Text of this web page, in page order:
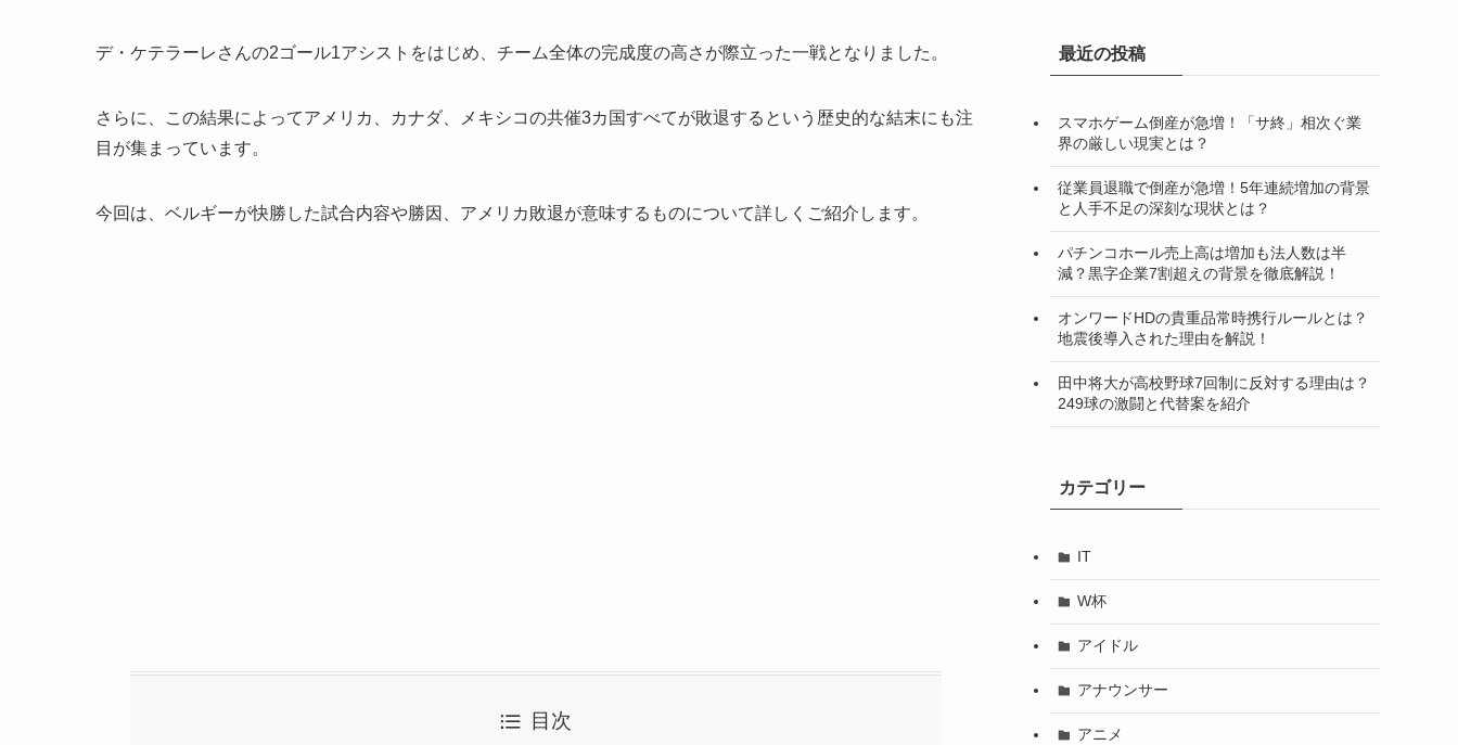
デ・ケテラーレさんの2ゴール1アシストをはじめ、チーム全体の完成度の高さが際立った一戦となりました。
さらに、この結果によってアメリカ、カナダ、メキシコの共催3カ国すべてが敗退するという歴史的な結末にも注
目が集まっています。
今回は、ベルギーが快勝した試合内容や勝因、アメリカ敗退が意味するものについて詳しくご紹介します。
目次
最近の投稿
スマホゲーム倒産が急増！「サ終」相次ぐ業
界の厳しい現実とは？
従業員退職で倒産が急増！5年連続増加の背景
と人手不足の深刻な現状とは？
パチンコホール売上高は増加も法人数は半
減？黒字企業7割超えの背景を徹底解説！
オンワードHDの貴重品常時携行ルールとは？
地震後導入された理由を解説！
田中将大が高校野球7回制に反対する理由は？
249球の激闘と代替案を紹介
カテゴリー
IT
W杯
アイドル
アナウンサー
アニメ